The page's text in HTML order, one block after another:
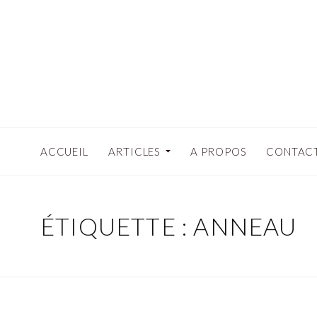
ACCUEIL ARTICLES A PROPOS
ÉTIQUETTE : ANNEAU